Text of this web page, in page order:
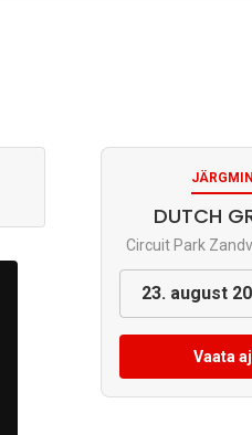
DUTCH
Circuit Park
23. august
Vaata